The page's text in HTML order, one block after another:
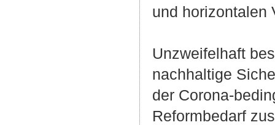
und horizontalen
Unzweifelhaft
nachhaltige
der Corona-
Reformbedarf